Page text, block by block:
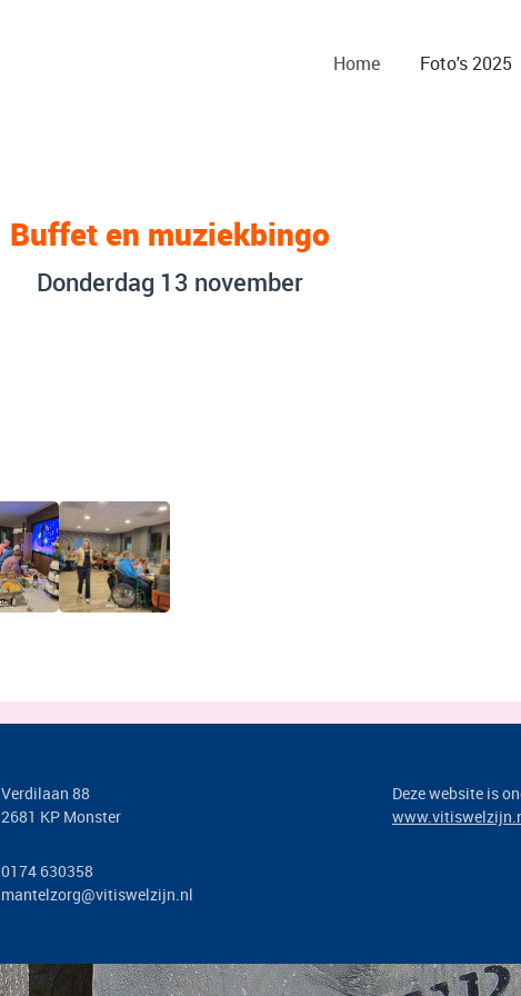
Home Foto's 2025
Buffet en muziekbingo
Donderdag 13 november
Verdilaan 88
2681 KP Monster
0174 630358
mantelzorg@vitiswelzijn.nl
Deze website is